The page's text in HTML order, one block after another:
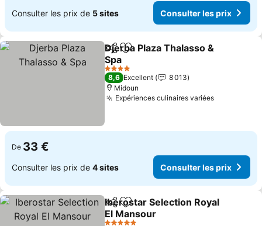
Consulter les prix de 5 sites Consulter les prix
PartagerAjouter à mes favoris
Djerba Plaza Thalasso &
Spa
4 Étoiles
8,6 Excellent
8 013
Midoun
Expériences culinaires variées
De 33 €
Consulter les prix de 4 sites Consulter les prix
PartagerAjouter à mes favoris
Iberostar Selection Royal
El Mansour